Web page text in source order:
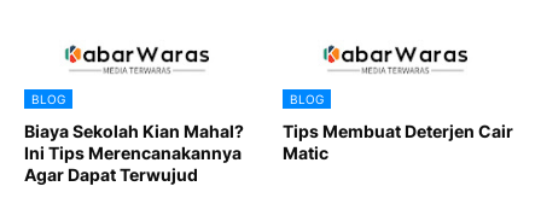
BLOG
Biaya Sekolah Kian Mahal?
Ini Tips Merencanakannya
Agar Dapat Terwujud
BLOG
Tips Membuat Deterjen Cair
Matic